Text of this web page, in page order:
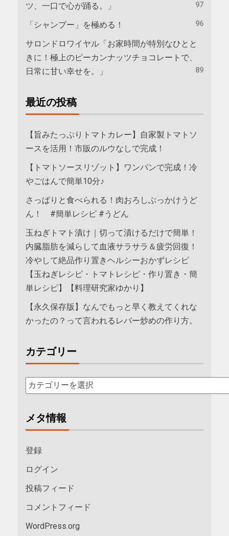
ツ、一口で心が踊る。」
97
「シャンプー」を極める！ 96
サロンドロワイヤル「お家時間が特別なひとと
きに！極上のピーカンナッツチョコレートで、
日常に甘い幸せを。」
89
最近の投稿
【旨みたっぷりトマトカレー】自家製トマトソ
ースを活用！市販のルウなしで完成！
【トマトソースリゾット】ワンパンで完成！冷
やごはんで簡単10分♪
さっぱりと食べられる！肉おろしぶっかけうど
ん！ #簡単レシピ #うどん
玉ねぎトマト漬け｜切って漬けるだけで簡単！
内臓脂肪を減らして血液サラサラ＆疲労回復！
冷やして絶品作り置きヘルシーおかずレシピ
【玉ねぎレシピ・トマトレシピ・作り置き・簡
単レシピ】【料理研究家ゆかり】
【永久保存版】なんでもっと早く教えてくれな
かったの？って言われるレバー炒めの作り方。
カテゴリー
メタ情報
登録
ログイン
投稿フィード
コメントフィード
WordPress.org